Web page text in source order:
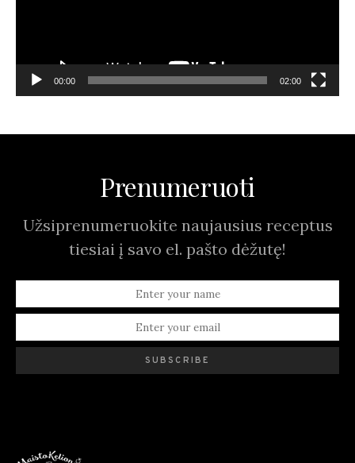
00:00 02:00
Prenumeruoti
Užsiprenumeruokite naujausius receptus
tiesiai į savo el. pašto dėžutę!
SUBSCRIBE